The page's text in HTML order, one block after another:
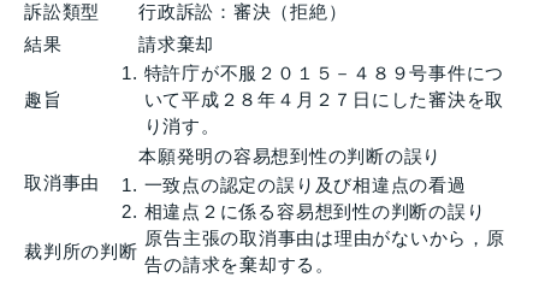
訴訟類型
行政訴訟：審決（拒絶）
結果
請求棄却
趣旨
特許庁が不服２０１５－４８９号事件につ
いて平成２８年４月２７日にした審決を取
り消す。
取消事由
本願発明の容易想到性の判断の誤り
一致点の認定の誤り及び相違点の看過
相違点２に係る容易想到性の判断の誤り
裁判所の判断
原告主張の取消事由は理由がないから，原
告の請求を棄却する。